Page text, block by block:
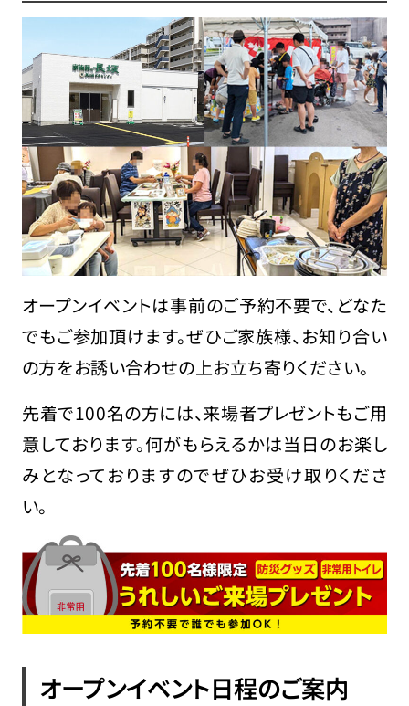
オープンイベントは事前のご予約不要で、どなた
でもご参加頂けます。ぜひご家族様、お知り合い
の方をお誘い合わせの上お立ち寄りください。
先着で100名の方には、来場者プレゼントもご用
意しております。何がもらえるかは当日のお楽し
みとなっておりますのでぜひお受け取りくださ
い。
オープンイベント日程のご案内